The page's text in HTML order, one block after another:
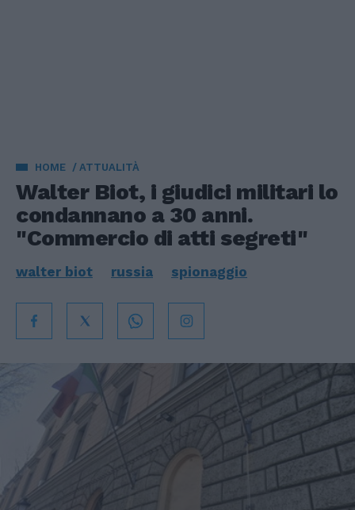
HOME ATTUALITÀ
Walter Biot, i giudici militari lo
condannano a 30 anni.
"Commercio di atti segreti"
walter biot russia spionaggio